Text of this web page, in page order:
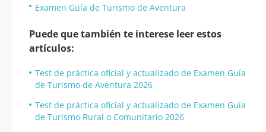
Examen Guía de Turismo de Aventura
Puede que también te interese leer estos
artículos:
Test de práctica oficial y actualizado de Examen Guía
de Turismo de Aventura 2026
Test de práctica oficial y actualizado de Examen Guía
de Turismo Rural o Comunitario 2026